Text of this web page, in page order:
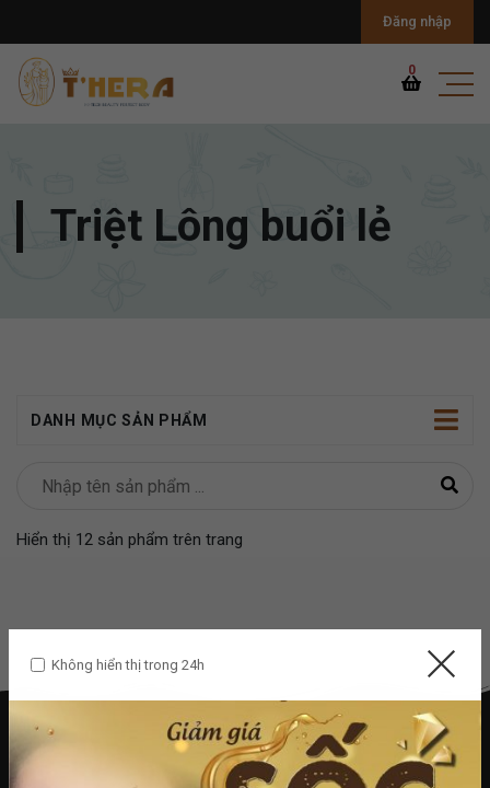
Đăng nhập
0
Triệt Lông buổi lẻ
DANH MỤC SẢN PHẨM
Hiển thị 12 sản phẩm trên trang
Không hiển thị trong 24h